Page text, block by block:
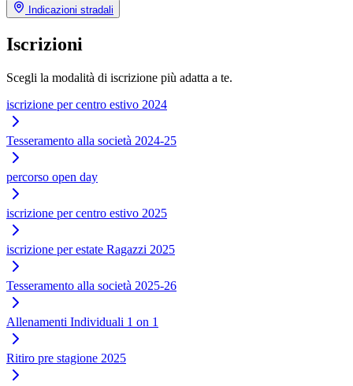
Indicazioni stradali
Iscrizioni
Scegli la modalità di iscrizione più adatta a te.
iscrizione per centro estivo 2024
Tesseramento alla società 2024-25
percorso open day
iscrizione per centro estivo 2025
iscrizione per estate Ragazzi 2025
Tesseramento alla società 2025-26
Allenamenti Individuali 1 on 1
Ritiro pre stagione 2025